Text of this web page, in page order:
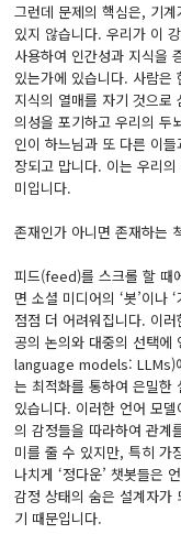
그런데 문제의 핵심은, 기
있지 않습니다. 우리가 이
사용하여 인간성과 지식을
있는가에 있습니다. 사람은
지식의 열매를 자기 것으로
의성을 포기하고 우리의 두
인이 하느님과 또 다른 이
장되고 맙니다. 이는 우리
미입니다.
존재인가 아니면 존재하는
피드(feed)를 스크롤 할 때
면 소셜 미디어의 ‘봇’이나
점점 더 어려워집니다. 이
공의 논의와 대중의 선택
language models: LLMs)
는 최적화를 통하여 은밀한
있습니다. 이러한 언어 모
의 감정들을 따라하여 관계
미를 줄 수 있지만, 특히 가
나치게 ‘정다운’ 챗봇들은
감정 상태의 숨은 설계자가
기 때문입니다.